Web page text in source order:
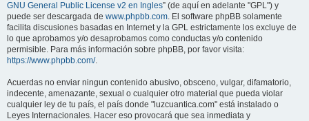
GNU General Public License v2 en Ingles” (de aquí en adelante "GPL") y
puede ser descargada de www.phpbb.com. El software phpBB solamente
facilita discusiones basadas en Internet y la GPL estrictamente los excluye de
lo que aprobamos y/o desaprobamos como conductas y/o contenido
permisible. Para más información sobre phpBB, por favor visita:
https://www.phpbb.com/.
Acuerdas no enviar ningun contenido abusivo, obsceno, vulgar, difamatorio,
indecente, amenazante, sexual o cualquier otro material que pueda violar
cualquier ley de tu país, el país donde "luzcuantica.com" está instalado o
Leyes Internacionales. Hacer eso provocará que sea inmediata y